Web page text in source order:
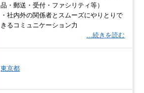
品・郵送・受付・ファシリティ等）
・社内外の関係者とスムーズにやりとりで
きるコミュニケーション力
…続きを読む
東京都